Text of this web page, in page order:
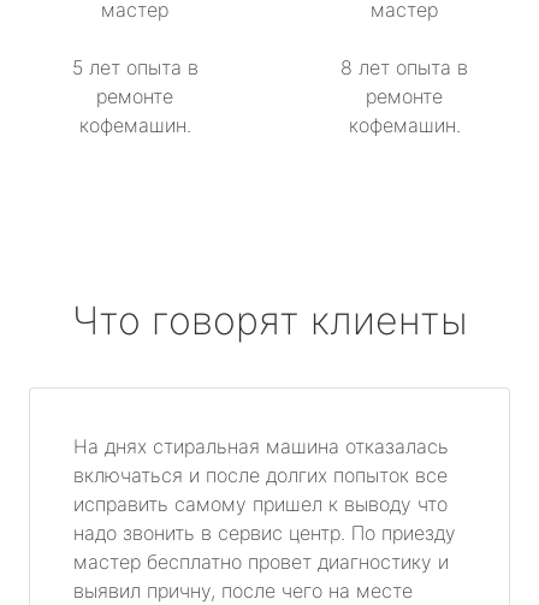
мастер
5 лет опыта в
ремонте
кофемашин.
мастер
8 лет опыта в
ремонте
кофемашин.
Что говорят клиенты
На днях стиральная машина отказалась
включаться и после долгих попыток все
исправить самому пришел к выводу что
надо звонить в сервис центр. По приезду
мастер бесплатно провет диагностику и
выявил причну, после чего на месте